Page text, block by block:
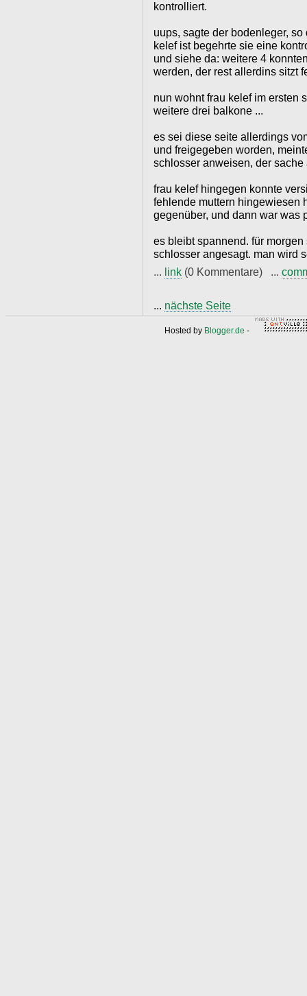
kontrolliert.
uups, sagte der bodenleger,
kelef ist begehrte sie eine
und siehe da: weitere 4
werden, der rest allerdins sitzt
nun wohnt frau kelef im ersten
weitere drei balkone ...
es sei diese seite allerdings
und freigegeben worden,
schlosser anweisen, der
frau kelef hingegen konnte
fehlende muttern hingewiesen
gegenüber, und dann war was
es bleibt spannend. für
schlosser angesagt. man wird
... link (0 Kommentare) ...
... nächste Seite
Hosted by Blogger.de -